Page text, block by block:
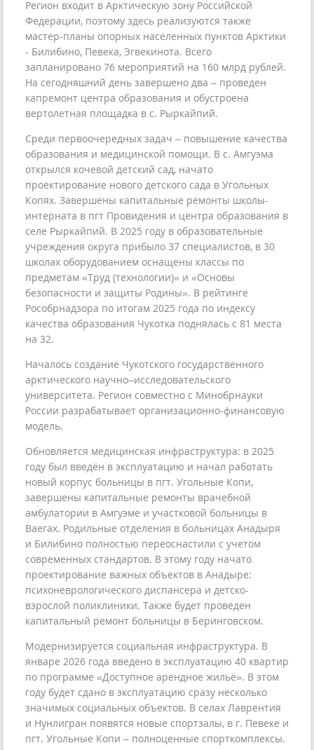
Регион входит в Арктическую зону Российской
Федерации, поэтому здесь реализуются также
мастер-планы опорных населенных пунктов Арктики
- Билибино, Певека, Эгвекинота. Всего
запланировано 76 мероприятий на 160 млрд рублей.
На сегодняшний день завершено два – проведен
капремонт центра образования и обустроена
вертолетная площадка в с. Рыркайпий.
Среди первоочередных задач – повышение качества
образования и медицинской помощи. В с. Амгуэма
открылся кочевой детский сад, начато
проектирование нового детского сада в Угольных
Копях. Завершены капитальные ремонты школы-
интерната в пгт Провидения и центра образования в
селе Рыркайпий. В 2025 году в образовательные
учреждения округа прибыло 37 специалистов, в 30
школах оборудованием оснащены классы по
предметам «Труд (технологии)» и «Основы
безопасности и защиты Родины». В рейтинге
Рособрнадзора по итогам 2025 года по индексу
качества образования Чукотка поднялась с 81 места
на 32.
Началось создание Чукотского государственного
арктического научно–исследовательского
университета. Регион совместно с Минобрнауки
России разрабатывает организационно-финансовую
модель.
Обновляется медицинская инфраструктура: в 2025
году был введён в эксплуатацию и начал работать
новый корпус больницы в пгт. Угольные Копи,
завершены капитальные ремонты врачебной
амбулатории в Амгуэме и участковой больницы в
Ваегах. Родильные отделения в больницах Анадыря
и Билибино полностью переоснастили с учетом
современных стандартов. В этому году начато
проектирование важных объектов в Анадыре:
психоневрологического диспансера и детско-
взрослой поликлиники. Также будет проведен
капитальный ремонт больницы в Беринговском.
Модернизируется социальная инфраструктура. В
январе 2026 года введено в эксплуатацию 40 квартир
по программе «Доступное арендное жильё». В этом
году будет сдано в эксплуатацию сразу несколько
значимых социальных объектов. В селах Лаврентия
и Нунлигран появятся новые спортзалы, в г. Певеке и
пгт. Угольные Копи – полноценные спорткомплексы.